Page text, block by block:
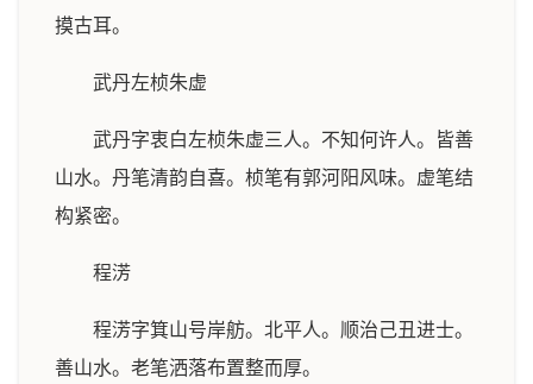
摸古耳。
武丹左桢朱虚
武丹字衷白左桢朱虚三人。不知何许人。皆善
山水。丹笔清韵自喜。桢笔有郭河阳风味。虚笔结
构紧密。
程淓
程淓字箕山号岸舫。北平人。顺治己丑进士。
善山水。老笔洒落布置整而厚。